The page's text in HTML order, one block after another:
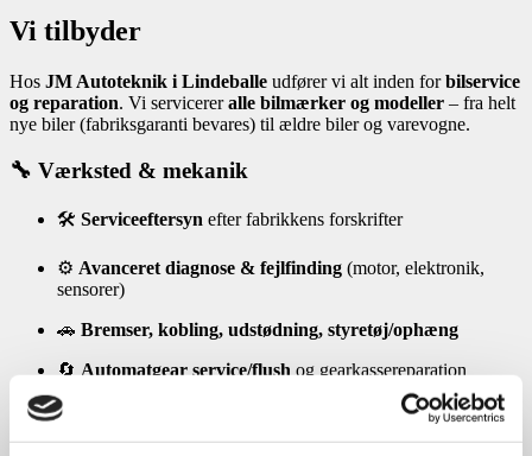
Vi tilbyder
Hos JM Autoteknik i Lindeballe udfører vi alt inden forbilservice
og reparation. Vi servicereralle bilmærker og modeller – fra helt
nye biler (fabriksgaranti bevares) til ældre biler og varevogne.
🔧 Værksted & mekanik
🛠️ Serviceeftersyn efter fabrikkens forskrifter
⚙️ Avanceret diagnose & fejlfinding (motor, elektronik,
sensorer)
🚗 Bremser, kobling, udstødning, styretøj/ophæng
🔄 Automatgear service/flush og gearkassereparation
🛢️ Olieservice & filterskift